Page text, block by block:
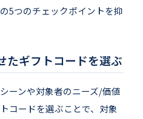
5つのチェックポイントを抑
たギフトコードを選ぶ
ーンや対象者のニーズ/価値
コードを選ぶことで、対象